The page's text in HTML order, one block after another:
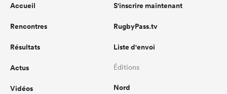
Accueil
Rencontres
Résultats
Actus
Vidéos
S'inscrire maintenant
RugbyPass.tv
Liste d'envoi
Éditions
Nord